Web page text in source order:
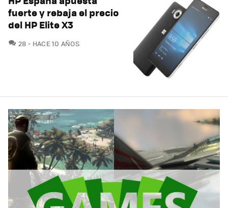
fuerte y rebaja el precio
del HP Elite X3
28 COMENTARIOS
HACE 10 AÑOS